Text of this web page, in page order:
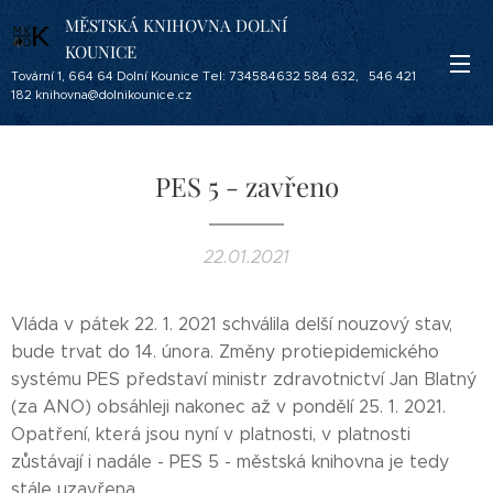
MĚSTSKÁ KNIHOVNA DOLNÍ
KOUNICE
Tovární 1, 664 64 Dolní Kounice Tel: 734584632 584 632, 546 421
182 knihovna@dolnikounice.cz
PES 5 - zavřeno
22.01.2021
Vláda v pátek 22. 1. 2021 schválila delší nouzový stav,
bude trvat do 14. února. Změny protiepidemického
systému PES představí ministr zdravotnictví Jan Blatný
(za ANO) obsáhleji nakonec až v pondělí 25. 1. 2021.
Opatření, která jsou nyní v platnosti, v platnosti
zůstávají i nadále - PES 5 - městská knihovna je tedy